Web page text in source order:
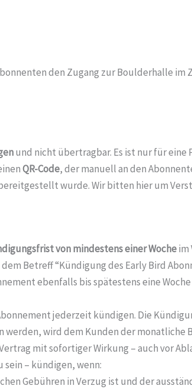
den Zugang zur Boulderhalle im
und nicht übertragbar. Es ist nur für eine
QR-Code, der manuell an den
wurde. Wir bitten hier um
von mindestens einer Wocheim
Betreff “Kündigung des Early Bird
ebenfalls bis spätestens eine
jederzeit kündigen. Die
wird dem Kunden der
mit sofortiger Wirkung – auch vor
– kündigen, wenn:
Gebühren in Verzug ist und der